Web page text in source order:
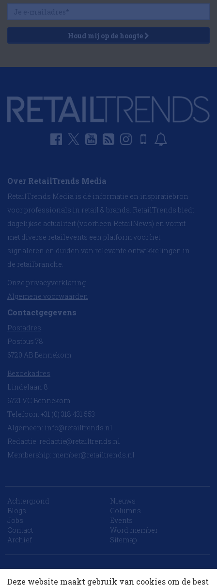
Houd mij op de hoogte
Over RetailTrends Media
RetailTrends Media is dé informatie en inspiratiebron
voor professionals in retail & brands. RetailTrends biedt
dagelijkse actualiteit (voorheen RetailNews) en vormt
met diverse retailevents een platform voor het
signaleren en duiden van relevante ontwikkelingen in
de retailbranche.
Onze privacyverklaring
Algemene voorwaarden
Contactgegevens
Postadres
Postbus 78
6720 AB Bennekom
Bezoekadres
Lindelaan 8
6721 VC Bennekom
Telefoon: +31 (0) 318 431 553
Algemeen: info@retailtrends.nl
Redactie: redactie@retailtrends.nl
Membership: member@retailtrends.nl
Achtergrond
Nieuws
Blogs
Columns
Jobs
Events
Contact
Word member
Archief
Sitemap
Deze website maakt gebruik van cookies om de best